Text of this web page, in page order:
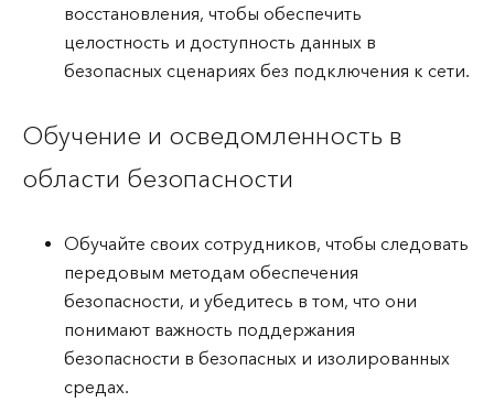
восстановления, чтобы обеспечить
целостность и доступность данных в
безопасных сценариях без подключения к сети.
Обучение и осведомленность в
области безопасности
Обучайте своих сотрудников, чтобы следовать
передовым методам обеспечения
безопасности, и убедитесь в том, что они
понимают важность поддержания
безопасности в безопасных и изолированных
средах.